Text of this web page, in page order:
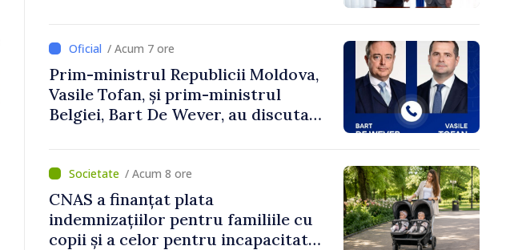
/ Acum 7 ore
Prim-ministrul Republicii Moldova,
Vasile Tofan, și prim-ministrul
Belgiei, Bart De Wever, au discutat
/ Acum 8 ore
CNAS a finanțat plata
indemnizațiilor pentru familiile cu
copii și a celor pentru incapacitate